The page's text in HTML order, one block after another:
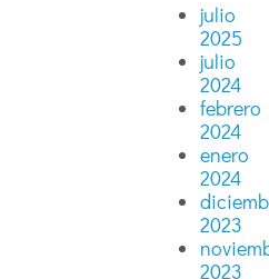
julio
2025
julio
2024
febrero
2024
enero
2024
2023
2023